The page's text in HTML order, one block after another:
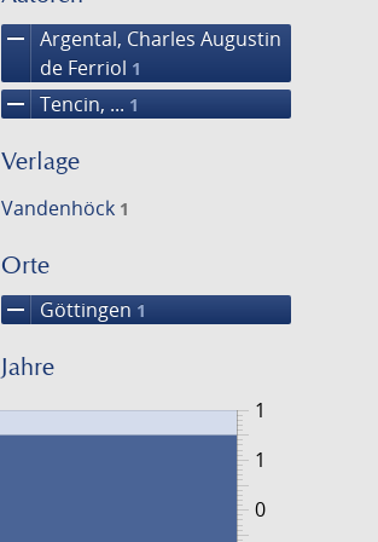
remove Argental, Charles Augustin
de Ferriol 1
remove Tencin, ... 1
Verlage
Vandenhöck 1
Orte
remove Göttingen 1
Jahre
1
0
1